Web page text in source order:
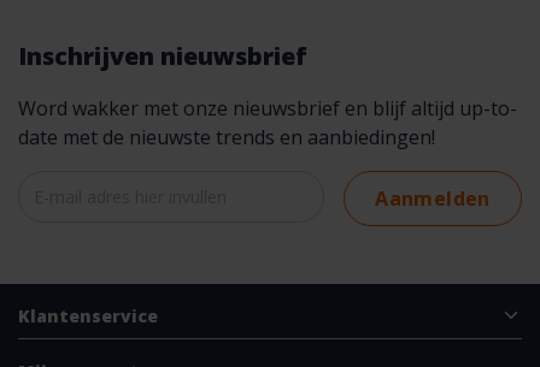
Inschrijven nieuwsbrief
Word wakker met onze nieuwsbrief en blijf altijd up-to-
date met de nieuwste trends en aanbiedingen!
Aanmelden
Klantenservice